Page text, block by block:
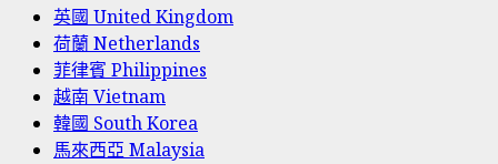
英國 United Kingdom
荷蘭 Netherlands
菲律賓 Philippines
越南 Vietnam
韓國 South Korea
馬來西亞 Malaysia